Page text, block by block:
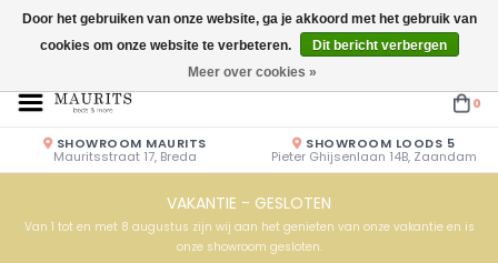
Openingstijden: Vrijdag & Zaterdag 10.00u - 17.00u of op afspraak!
0
SHOWROOM MAURITS
Mauritsstraat 17, Breda
SHOWROOM LOODS 5
Pieter Ghijsenlaan 14B, Zaandam
VAKANTIE - GESLOTEN
Van 1 tot en met 8 augustus zijn wij aan het genieten van onze vakantie en is
onze showroom gesloten.
Door het gebruiken van onze website, ga je akkoord met het gebruik van
cookies om onze website te verbeteren.
Dit bericht verbergen
Meer over cookies »